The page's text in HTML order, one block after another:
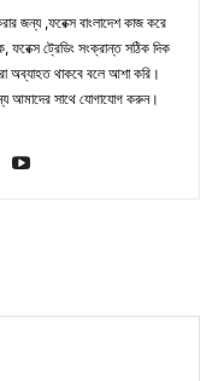
জন্য ,ফরেক্স বাংলাদেশ কাজ করে
ট্রেডিং সংক্রান্ত সঠিক দিক
অব্যাহত থাকবে বলে আশা করি।
আমাদের সাথে যোগাযোগ করুন।